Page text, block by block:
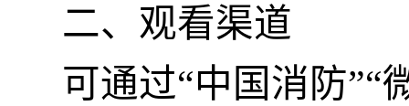
二、观看渠道
可通过“中国消防”“